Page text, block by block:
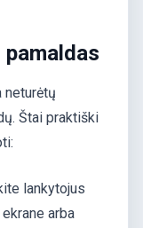
neturėtų
Štai praktiški
lankytojus
arba